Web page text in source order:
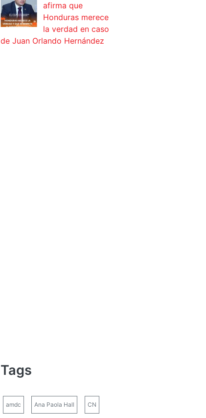
afirma que
Honduras merece
la verdad en caso
de Juan Orlando Hernández
Tags
amdc Ana Paola Hall CN